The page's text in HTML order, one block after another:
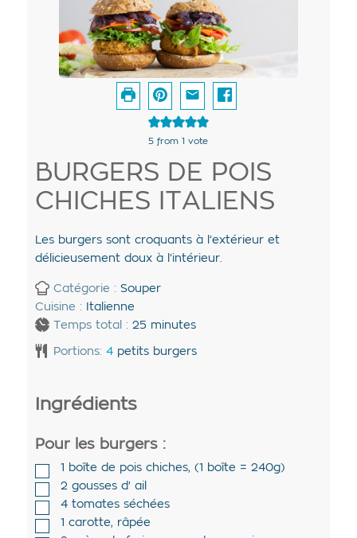
5 from 1 vote
BURGERS DE POIS
CHICHES ITALIENS
Les burgers sont croquants à l’extérieur et
délicieusement doux à l’intérieur.
Catégorie : Souper
Cuisine :
Italienne
Temps total : 25 minutes
Portions: 4 petits burgers
Ingrédients
Pour les burgers :
1 boîte de pois chiches, (1 boîte = 240g)
2 gousses d' ail
4 tomates séchées
1 carotte, râpée